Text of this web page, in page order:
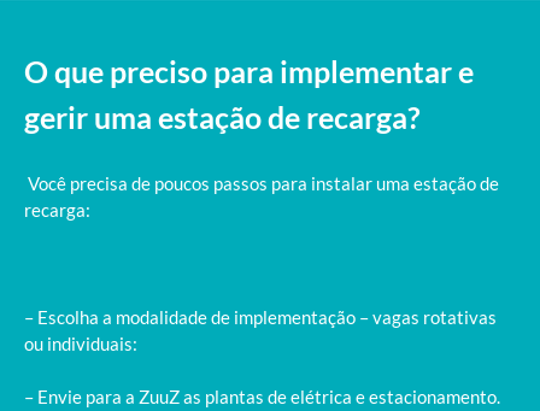
O que preciso para implementar e
gerir uma estação de recarga?
recarga:
– Escolha a modalidade de implementação – vagas rotativas
ou individuais:
– Envie para a ZuuZ as plantas de elétrica e estacionamento.